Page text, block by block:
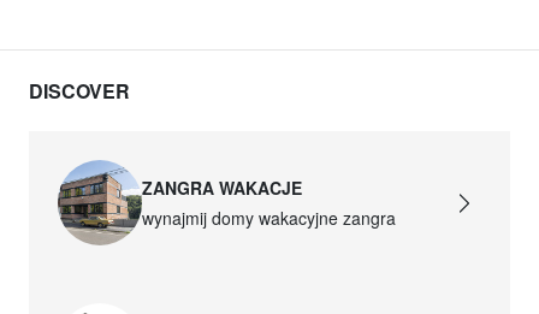
DISCOVER
ZANGRA WAKACJE
wynajmij domy wakacyjne zangra